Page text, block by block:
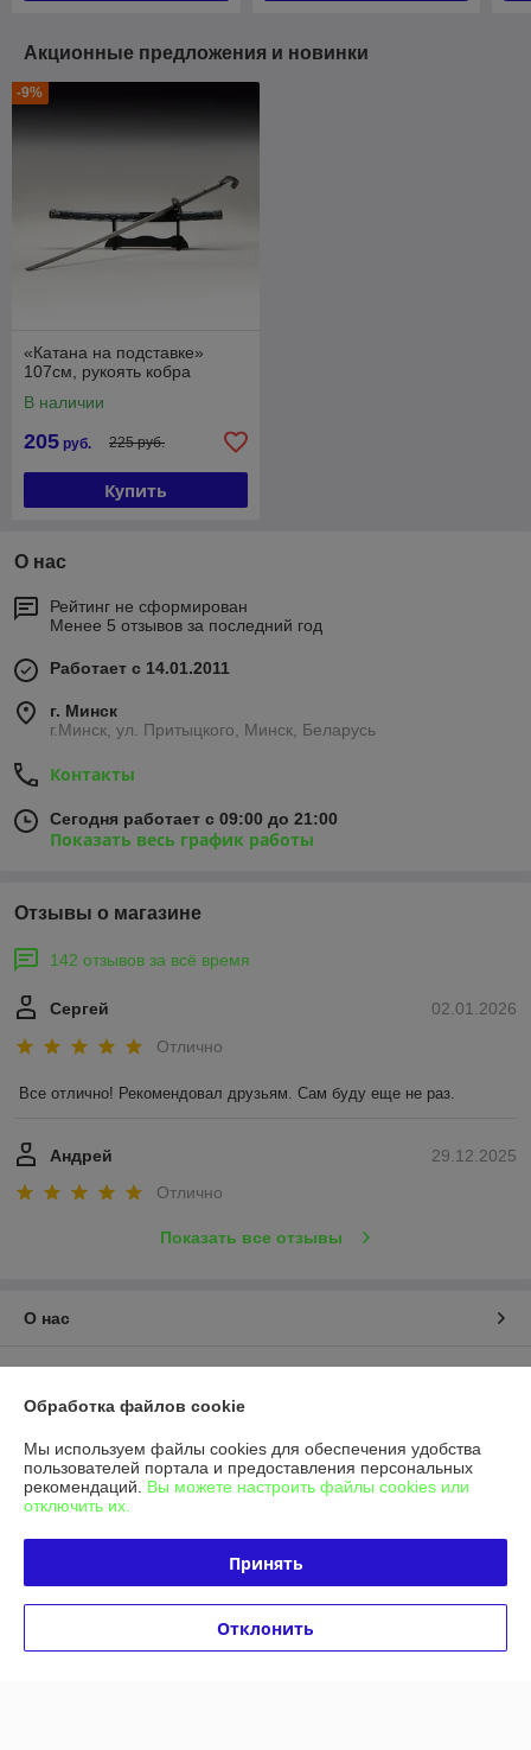
Акционные предложения и новинки
-9%
«Катана на подставке»
107см, рукоять кобра
В наличии
205 руб. 225 руб.
Купить
О нас
Рейтинг не сформирован
Менее 5 отзывов за последний год
Работает с 14.01.2011
г. Минск
г.Минск, ул. Притыцкого, Минск, Беларусь
Контакты
Сегодня работает с 09:00 до 21:00
Показать весь график работы
Отзывы о магазине
142 отзывов за всё время
02.01.2026
Сергей
Отлично
Все отлично! Рекомендовал друзьям. Сам буду еще не раз.
29.12.2025
Андрей
Отлично
Показать все отзывы
О нас
График работы
Полная версия сайта
Сайт создан на платформе Deal.by
Обработка файлов cookie
Мы используем файлы cookies для обеспечения удобства
пользователей портала и предоставления персональных
рекомендаций. Вы можете настроить файлы cookies или
отключить их.
Принять
Отклонить